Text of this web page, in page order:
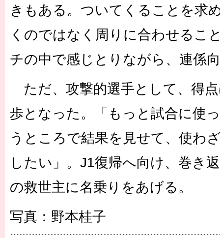
きもある。ついてくることを求
くのではなく周りに合わせるこ
チの中で感じとりながら、連係
ただ、攻撃的選手として、得
歩となった。「もっと試合に使
うところで結果を見せて、使わ
したい」。J1復帰へ向け、巻き
の救世主に名乗りをあげる。
写真：野本桂子